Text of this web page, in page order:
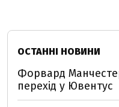
ОСТАННІ НОВИНИ
Форвард
перехід у Ювентус